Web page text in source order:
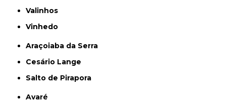
Valinhos
Vinhedo
Araçoiaba da Serra
Cesário Lange
Salto de Pirapora
Avaré